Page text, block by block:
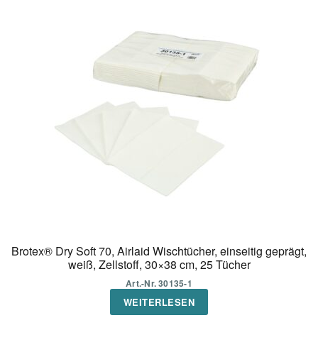
Optionen
können
auf
der
Brotex® Dry Soft 70, Airlaid Wischtücher, einseitig geprägt,
weiß, Zellstoff, 30×38 cm, 25 Tücher
Art.-Nr. 30135-1
WEITERLESEN